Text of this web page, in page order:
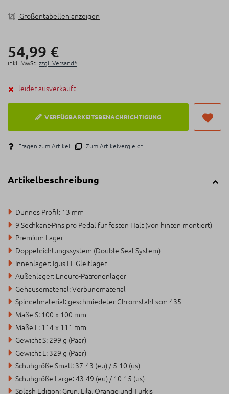
Größentabellen anzeigen
54,99 €
inkl. MwSt. zzgl. Versand*
leider ausverkauft
VERFÜGBARKEITSBENACHRICHTIGUNG
Fragen zum Artikel Zum Artikelvergleich
Artikelbeschreibung
Dünnes Profil: 13 mm
9 Sechkant-Pins pro Pedal für festen Halt (von hinten montiert)
Premium Lager
Doppeldichtungssystem (Double Seal System)
Innenlager: Igus LL-Gleitlager
Außenlager: Enduro-Patronenlager
Gehäusematerial: Verbundmaterial
Spindelmaterial: geschmiedeter Chromstahl scm 435
Maße S: 100 x 100 mm
Maße L: 114 x 111 mm
Gewicht S: 299 g (Paar)
Gewicht L: 329 g (Paar)
Schuhgröße Small: 37-43 (eu) / 5-10 (us)
Schuhgröße Large: 43-49 (eu) / 10-15 (us)
Splash Edition: Grün, Lila, Orange und Türkis